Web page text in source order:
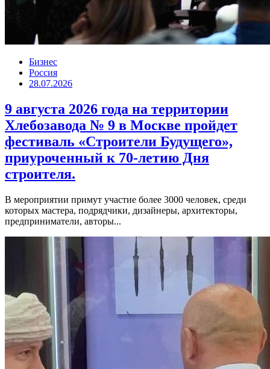
Бизнес
Россия
28.07.2026
9 августа 2026 года на территории
Хлебозавода № 9 в Москве пройдет
фестиваль «Строители Будущего»,
приуроченный к 70-летию Дня
строителя.
В мероприятии примут участие более 3000 человек, среди
которых мастера, подрядчики, дизайнеры, архитекторы,
предприниматели, авторы...